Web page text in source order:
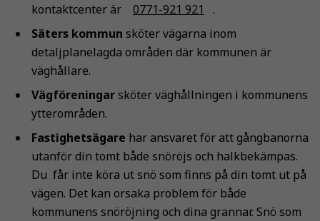
kontaktcenter är
0771-921 921
.
Säters kommun sköter vägarna inom
detaljplanelagda områden där kommunen är
väghållare.
Vägföreningarsköter väghållningen i kommunens
ytterområden.
Fastighetsägare har ansvaret för att gångbanorna
utanför din tomt både snöröjs och halkbekämpas.
Du får inte köra ut snö som finns på din tomt ut på
vägen. Det kan orsaka problem för både
kommunens snöröjning och dina grannar. Snö som